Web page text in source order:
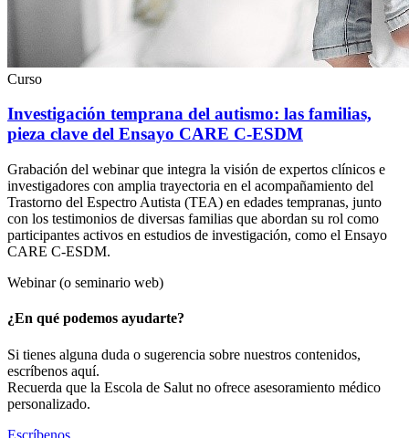
Curso
Investigación temprana del autismo: las familias,
pieza clave del Ensayo CARE C-ESDM
Grabación del webinar que integra la visión de expertos clínicos e
investigadores con amplia trayectoria en el acompañamiento del
Trastorno del Espectro Autista (TEA) en edades tempranas, junto
con los testimonios de diversas familias que abordan su rol como
participantes activos en estudios de investigación, como el Ensayo
CARE C-ESDM.
Webinar (o seminario web)
¿En qué podemos ayudarte?
Si tienes alguna duda o sugerencia sobre nuestros contenidos,
escríbenos aquí.
Recuerda que la Escola de Salut no ofrece asesoramiento médico
personalizado.
Escríbenos